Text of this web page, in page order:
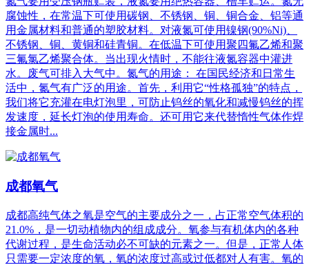
腐蚀性，在常温下可使用碳钢、不锈钢、铜、铜合金、铝等通
用金属材料和普通的塑胶材料。对液氮可使用镍钢(90%Ni)、
不锈钢、铜、黄铜和硅青铜。在低温下可使用聚四氟乙烯和聚
三氟氯乙烯聚合体。当出现火情时，不能往液氮容器中灌进
水。废气可排入大气中。氮气的用途： 在国民经济和日常生
活中，氮气有广泛的用途。首先，利用它“性格孤独”的特点，
我们将它充灌在电灯泡里，可防止钨丝的氧化和减慢钨丝的挥
发速度，延长灯泡的使用寿命。还可用它来代替惰性气体作焊
接金属时...
成都氧气
成都高纯气体之氧是空气的主要成分之一，占正常空气体积的
21.0%，是一切动植物内的组成成分。氧参与有机体内的各种
代谢过程，是生命活动必不可缺的元素之一。但是，正常人体
只需要一定浓度的氧，氧的浓度过高或过低都对人有害。氧的